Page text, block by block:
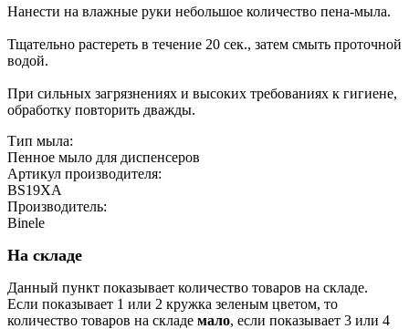
Нанести на влажные руки небольшое количество пена-мыла.
Тщательно растереть в течение 20 сек., затем смыть проточной
водой.
При сильных загрязнениях и высоких требованиях к гигиене,
обработку повторить дважды.
Тип мыла:
Пенное мыло для диспенсеров
Артикул производителя:
BS19XA
Производитель:
Binele
На складе
Данный пункт показывает количество товаров на складе.
Если показывает 1 или 2 кружка зеленым цветом, то
количество товаров на складе мало, если показывает 3 или 4